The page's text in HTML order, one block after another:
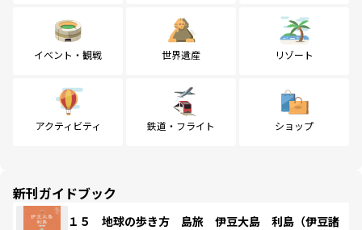
イベント・観戦 世界遺産 リゾート
アクティビティ 鉄道・フライト ショップ
新刊ガイドブック
１５ 地球の歩き方 島旅 伊豆大島 利島（伊豆諸